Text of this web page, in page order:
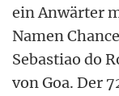
ein Anwärter
Namen
Sebastiao do
von Goa. Der